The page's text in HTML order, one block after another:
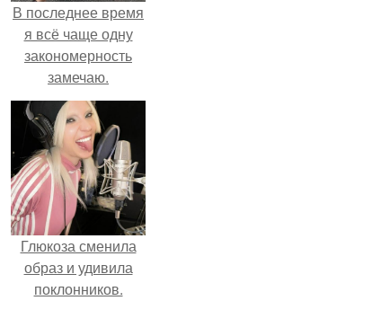
В последнее время
я всё чаще одну
закономерность
замечаю.
Глюкоза сменила
образ и удивила
поклонников.